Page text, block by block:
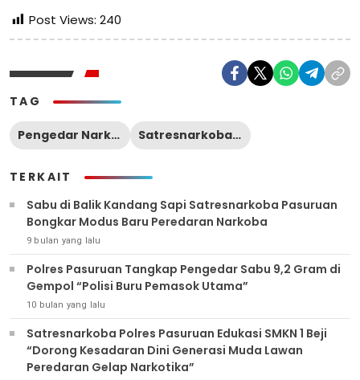
Post Views: 240
TAG
Pengedar Narkoba Satresnarkoba Polres Pasuruan
TERKAIT
Sabu di Balik Kandang Sapi Satresnarkoba Pasuruan
Bongkar Modus Baru Peredaran Narkoba
9 bulan yang lalu
Polres Pasuruan Tangkap Pengedar Sabu 9,2 Gram di
Gempol “Polisi Buru Pemasok Utama”
10 bulan yang lalu
Satresnarkoba Polres Pasuruan Edukasi SMKN 1 Beji
“Dorong Kesadaran Dini Generasi Muda Lawan
Peredaran Gelap Narkotika”